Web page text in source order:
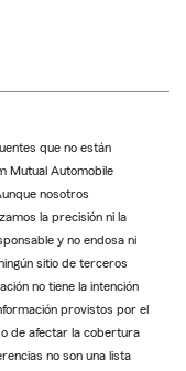
que no están
Mutual Automobile
nosotros
la precisión ni la
y no endosa ni
sitio de terceros
no tiene la intención
provistos por el
de afectar la cobertura
no son una lista